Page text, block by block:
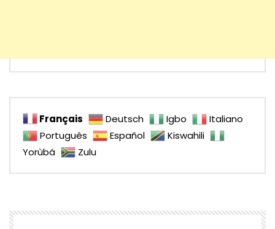
Français Deutsch Igbo
Italiano
Português
Español
Kiswahili
Yorùbá
Zulu